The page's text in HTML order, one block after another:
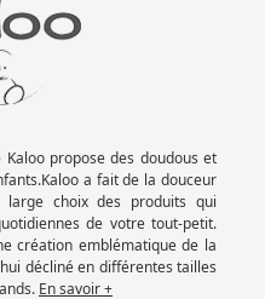
propose des doudous et
a fait de la douceur
choix des produits qui
de votre tout-petit.
création emblématique de la
décliné en différentes tailles
En savoir +